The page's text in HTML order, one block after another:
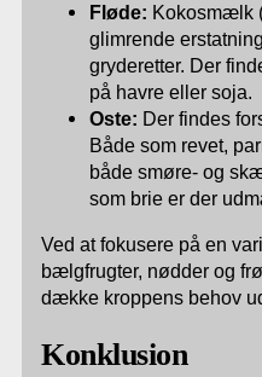
Fløde: Kokosmælk
glimrende
gryderetter. Der
på havre eller soja.
Oste: Der findes
Både som revet,
både smøre- og
som brie er der
Ved at fokusere på en
bælgfrugter, nødder og
dække kroppens behov
Konklusion